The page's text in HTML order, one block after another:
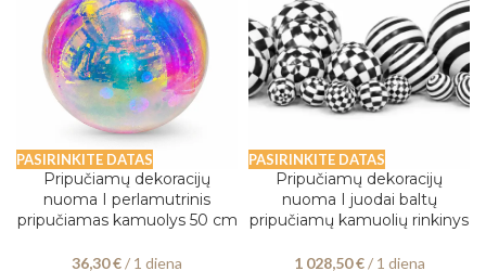
PASIRINKITE DATAS
Pripučiamų dekoracijų
nuoma I perlamutrinis
pripučiamas kamuolys 50 cm
36,30€/ 1 diena
PASIRINKITE DATAS
Pripučiamų dekoracijų
nuoma I juodai baltų
pripučiamų kamuolių rinkinys
1 028,50€/ 1 diena